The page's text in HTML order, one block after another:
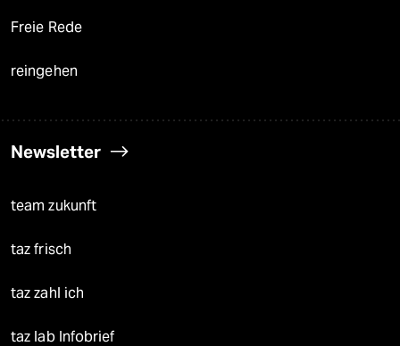
Freie Rede
reingehen
Newsletter
team zukunft
taz frisch
taz zahl ich
taz lab Infobrief